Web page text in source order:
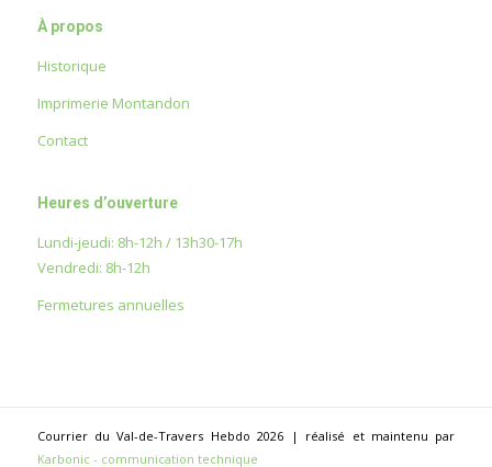
À propos
Historique
Imprimerie Montandon
Contact
Heures d’ouverture
Lundi-jeudi: 8h-12h / 13h30-17h
Vendredi: 8h-12h
Fermetures annuelles
Courrier du Val-de-Travers Hebdo 2026 | réalisé et maintenu par
Karbonic - communication technique